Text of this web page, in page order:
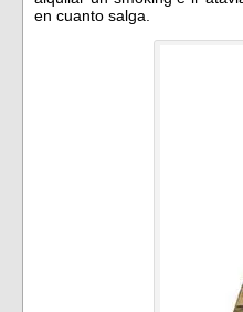
en cuanto salga.